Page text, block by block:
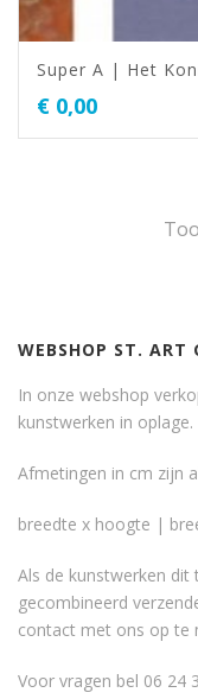
Super A | Het
€ 0,00
WEBSHOP ST. ART
In onze webshop
kunstwerken in oplage.
Afmetingen in cm zijn
breedte x hoogte |
Als de kunstwerken
gecombineerd
contact met ons op te
Voor vragen bel 06 24